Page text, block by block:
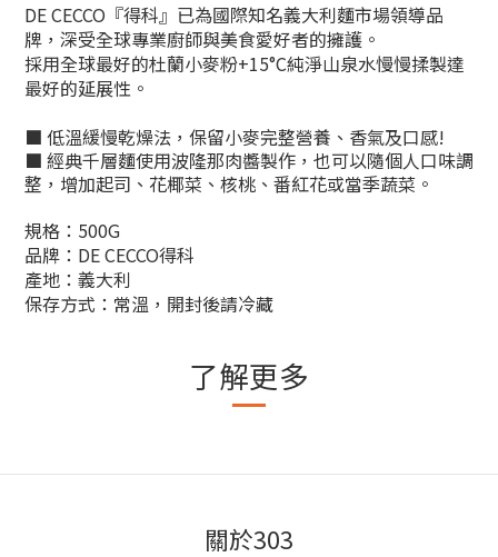
DE CECCO『得科』已為國際知名義大利麵市場領導品
牌，深受全球專業廚師與美食愛好者的擁護。
採用全球最好的杜蘭小麥粉+15°C純淨山泉水慢慢揉製達
最好的延展性。
■ 低溫緩慢乾燥法，保留小麥完整營養、香氣及口感!
■ 經典千層麵使用波隆那肉醬製作，也可以隨個人口味調
整，增加起司、花椰菜、核桃、番紅花或當季蔬菜。
規格：500G
品牌：DE CECCO得科
產地：義大利
保存方式：常溫，開封後請冷藏
了解更多
關於303